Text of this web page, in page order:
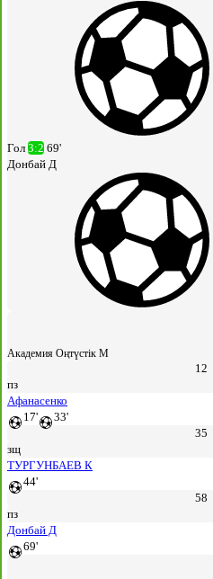
Гол 3:2 69'
Донбай Д
Академия Оңтүстік М
12
пз
Афанасенко
17'
33'
35
зщ
ТУРГУНБАЕВ К
44'
58
пз
Донбай Д
69'